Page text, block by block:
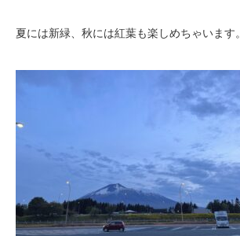
夏には新緑、秋には紅葉も楽しめちゃいます。